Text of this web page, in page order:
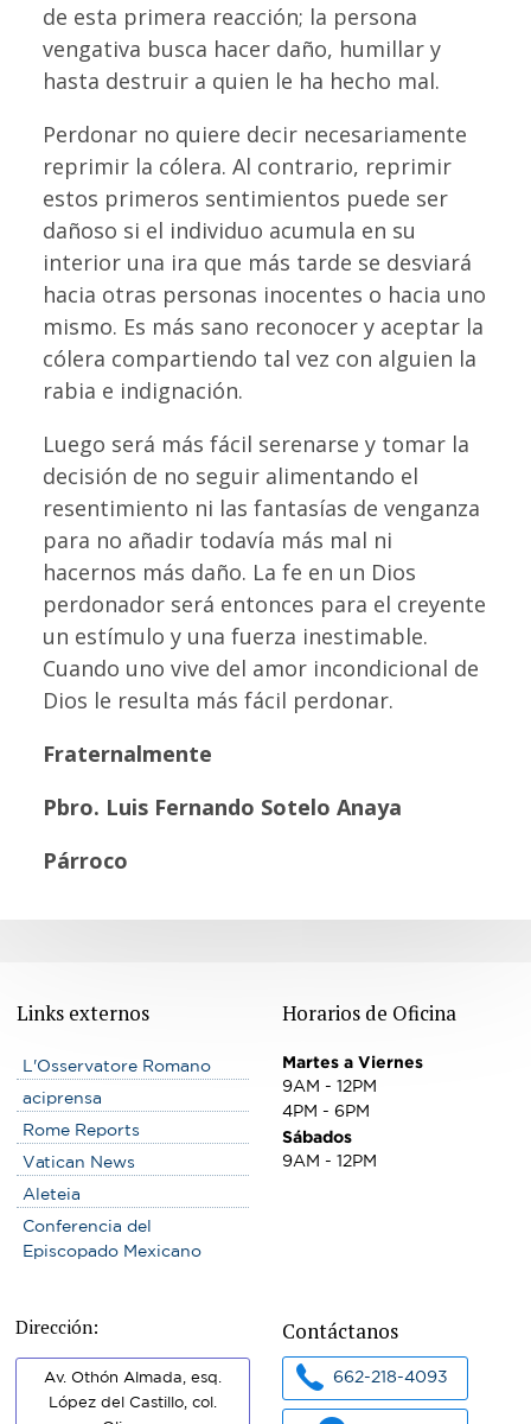
de esta primera reacción; la persona
vengativa busca hacer daño, humillar y
hasta destruir a quien le ha hecho mal.
Perdonar no quiere decir necesariamente
reprimir la cólera. Al contrario, reprimir
estos primeros sentimientos puede ser
dañoso si el individuo acumula en su
interior una ira que más tarde se desviará
hacia otras personas inocentes o hacia uno
mismo. Es más sano reconocer y aceptar la
cólera compartiendo tal vez con alguien la
rabia e indignación.
Luego será más fácil serenarse y tomar la
decisión de no seguir alimentando el
resentimiento ni las fantasías de venganza
para no añadir todavía más mal ni
hacernos más daño. La fe en un Dios
perdonador será entonces para el creyente
un estímulo y una fuerza inestimable.
Cuando uno vive del amor incondicional de
Dios le resulta más fácil perdonar.
Fraternalmente
Pbro. Luis Fernando Sotelo Anaya
Párroco
Links externos
L'Osservatore Romano
aciprensa
Rome Reports
Vatican News
Aleteia
Conferencia del
Episcopado Mexicano
Horarios de Oficina
Martes a Viernes
9AM - 12PM
4PM - 6PM
Sábados
9AM - 12PM
Dirección:
Av. Othón Almada, esq.
López del Castillo, col.
Contáctanos
662-218-4093